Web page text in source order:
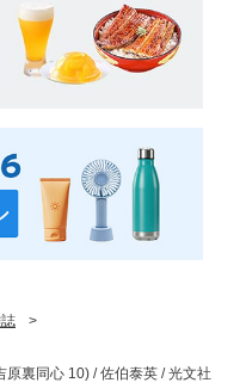
>
原裏同心 10) / 佐伯泰英 / 光文社